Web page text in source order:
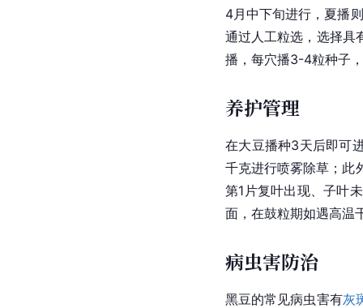
4月中下旬进行，夏播
通过人工粒选，选择具
播，每穴播3-4粒种子
养护管理
在大豆播种3天后即可
千克进行喷雾除草；此
第1片复叶出现、子叶
面，在鼓粒期如遇高温
病虫害防治
黑豆的常见病虫害有灰